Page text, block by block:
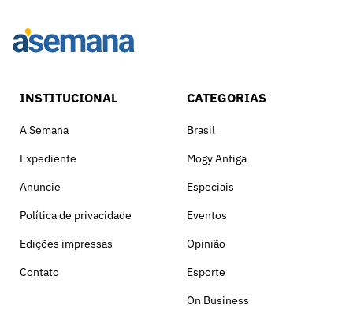
INSTITUCIONAL
A Semana
Expediente
Anuncie
Política de privacidade
Edições impressas
Contato
CATEGORIAS
Brasil
Mogy Antiga
Especiais
Eventos
Opinião
Esporte
On Business